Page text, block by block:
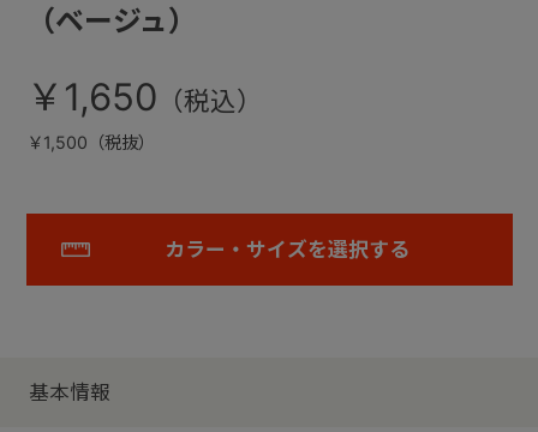
（ベージュ）
￥1,650
￥1,500（税抜）
カラー・サイズを選択する
基本情報